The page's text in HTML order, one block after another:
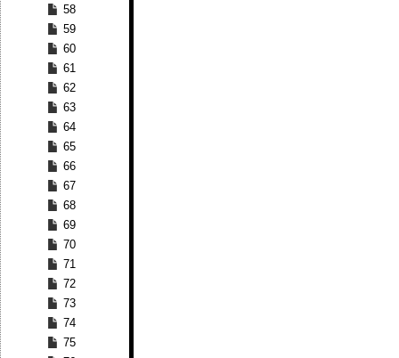
58
59
60
61
62
63
64
65
66
67
68
69
70
71
72
73
74
75